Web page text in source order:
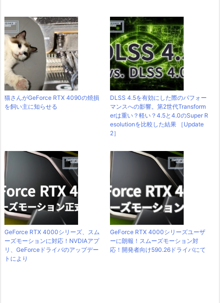
猫さんがGeForce RTX 4090の焼損
を飼い主に知らせる
DLSS 4.5を有効にした際のパフォー
マンスへの影響。第2世代Transform
erは重い？軽い？4.5と4.0のSuper R
esolutionを比較した結果 ［Update
2］
GeForce RTX 4000シリーズ、スム
ーズモーションに対応！NVDIAアプ
リ、GeForceドライバのアップデー
トにより
GeForce RTX 4000シリーズユーザ
ーに朗報！スムーズモーション対
応！開発者向け590.26ドライバにて